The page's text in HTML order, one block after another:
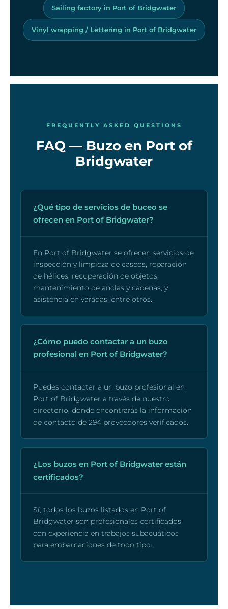
Sailing factory in Port of Bridgwater
Vinyl wrapping / Lettering in Port of Bridgwater
FREQUENTLY ASKED QUESTIONS
FAQ — Buzo en Port of
Bridgwater
¿Qué tipo de servicios de buceo se
ofrecen en Port of Bridgwater?
En Port of Bridgwater se ofrecen servicios de
inspección y limpieza de cascos, reparación
de hélices, recuperación de objetos,
mantenimiento de anclas y cadenas, y
asistencia en varadas, entre otros.
¿Cómo puedo contactar a un buzo
profesional en Port of Bridgwater?
Puedes contactar a un buzo profesional en
Port of Bridgwater a través de nuestro
directorio, donde encontrarás la información
de contacto de 294 proveedores verificados.
¿Los buzos en Port of Bridgwater están
certificados?
Sí, todos los buzos listados en Port of
Bridgwater son profesionales certificados
con experiencia en trabajos subacuáticos
para embarcaciones de todo tipo.